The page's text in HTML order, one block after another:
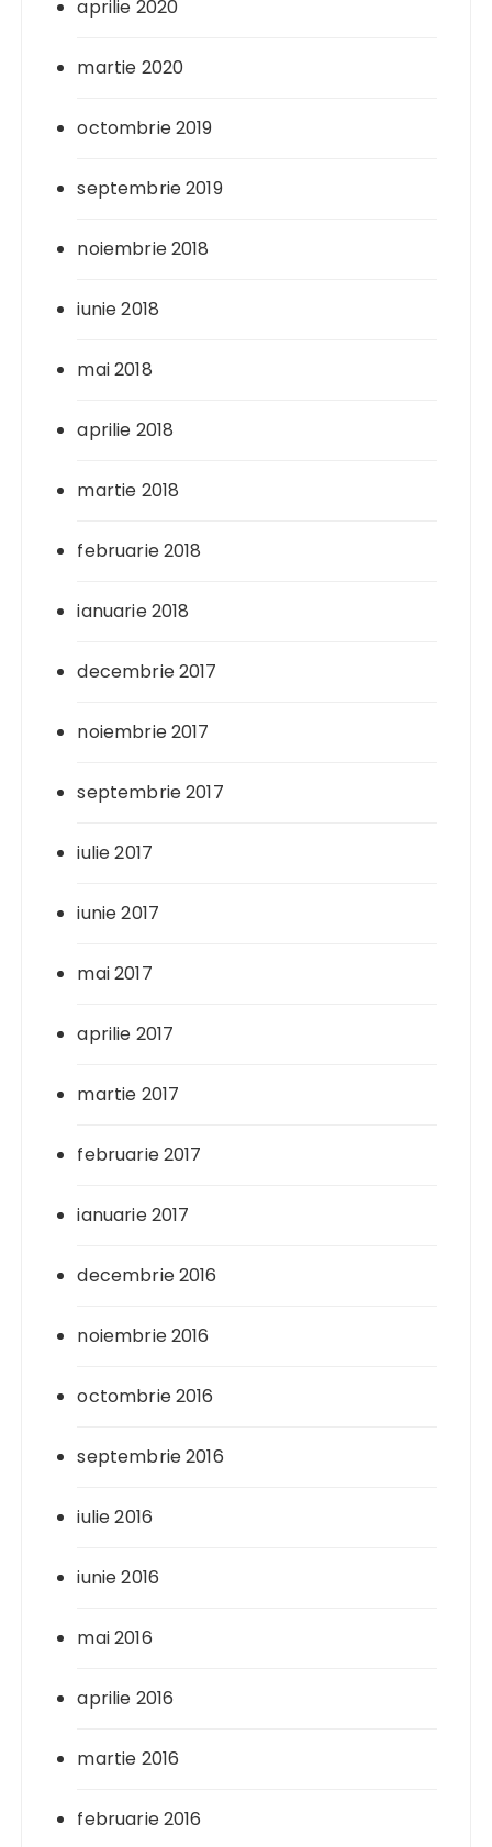
aprilie 2020
martie 2020
octombrie 2019
septembrie 2019
noiembrie 2018
iunie 2018
mai 2018
aprilie 2018
martie 2018
februarie 2018
ianuarie 2018
decembrie 2017
noiembrie 2017
septembrie 2017
iulie 2017
iunie 2017
mai 2017
aprilie 2017
martie 2017
februarie 2017
ianuarie 2017
decembrie 2016
noiembrie 2016
octombrie 2016
septembrie 2016
iulie 2016
iunie 2016
mai 2016
aprilie 2016
martie 2016
februarie 2016